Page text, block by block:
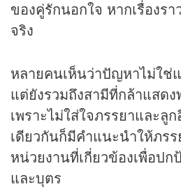
ของคู่รักนอกใจ หากเรื่องร
จริง
หลายคนเห็นว่าปัญหาไม่ใช่
แต่ยังรวมถึงสามีที่กล้าแสด
เพราะไม่ใส่ใจภรรยาและลู
เดียวกันก็มีคำแนะนำให้ภร
หน่วยงานที่เกี่ยวข้องเพื่อปก
และบุตร